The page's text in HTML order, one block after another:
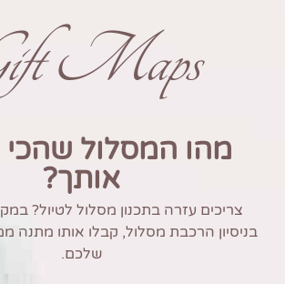
Maps
מהו המסלול שהכי
אותך?
צריכים עזרה בתכנון מסלול לטיול?
בניסיון הרכבת מסלול, קבלו אותו מתנה
שלכם.